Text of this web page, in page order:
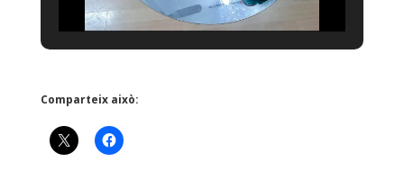
Comparteix això: